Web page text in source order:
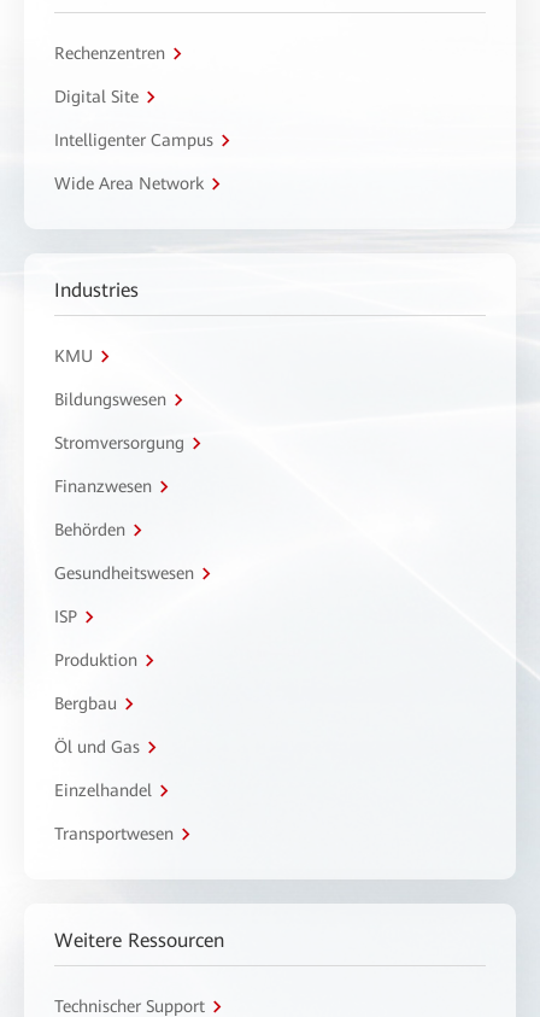
Rechenzentren
Digital Site
Intelligenter Campus
Wide Area Network
Industries
KMU
Bildungswesen
Stromversorgung
Finanzwesen
Behörden
Gesundheitswesen
ISP
Produktion
Bergbau
Öl und Gas
Einzelhandel
Transportwesen
Weitere Ressourcen
Technischer Support